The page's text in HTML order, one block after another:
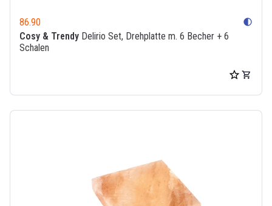
86.90 contrast
Cosy & Trendy Delirio Set, Drehplatte m. 6 Becher + 6
Schalen